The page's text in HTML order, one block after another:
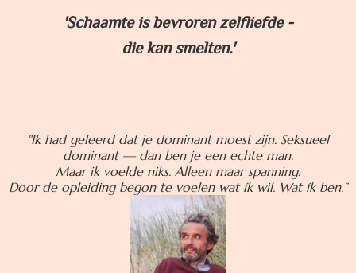
'Schaamte is bevroren zelfliefde -
die kan smelten.'
"Ik had geleerd dat je dominant moest zijn. Seksueel
dominant — dan ben je een echte man.
Maar ik voelde niks. Alleen maar spanning.
Door de opleiding begon te voelen wat ík wil. Wat ík ben.”